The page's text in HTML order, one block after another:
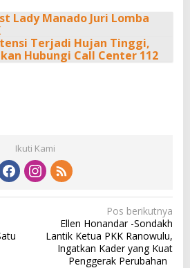
Lady Manado Juri Lomba
Terjadi Hujan Tinggi,
Hubungi Call Center 112
Ikuti Kami
Pos berikutnya
Ellen Honandar -Sondakh
Lantik Ketua PKK Ranowulu,
Ingatkan Kader yang Kuat
Penggerak Perubahan